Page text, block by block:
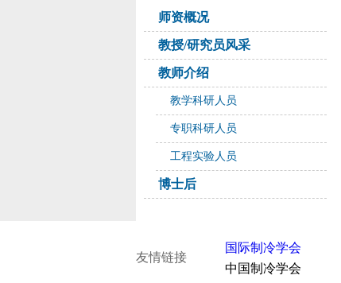
师资概况
教授/研究员风采
教师介绍
教学科研人员
专职科研人员
工程实验人员
博士后
友情链接
国际制冷学会
中国制冷学会